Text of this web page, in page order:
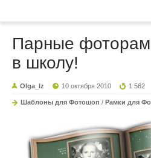
Парные
в школу!
Olga_lz 10 октября 2010 1 562
Шаблоны для Фотошоп / Рамки для